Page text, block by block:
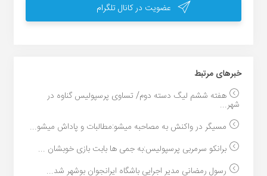
عضویت در کانال تلگرام
خبر‌های مرتبط
هفته ششم لیگ دسته دوم/ تساوی پرسپولیس گناوه در
شهر...
مسیگر در واکنش به مصاحبه میشو:مطالبات و پاداش میشو...
برانکو سرمربی پرسپولیس:به جمی ها بابت بازی خوبشان ...
رسول رمضانی مدیر اجرایی باشگاه ایرانجوان بوشهر شد...